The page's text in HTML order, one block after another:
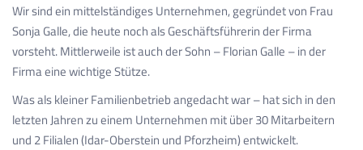
Wir sind ein mittelständiges Unternehmen, gegründet von Frau
Sonja Galle, die heute noch als Geschäftsführerin der Firma
vorsteht. Mittlerweile ist auch der Sohn – Florian Galle – in der
Firma eine wichtige Stütze.
Was als kleiner Familienbetrieb angedacht war – hat sich in den
letzten Jahren zu einem Unternehmen mit über 30 Mitarbeitern
und 2 Filialen (Idar-Oberstein und Pforzheim) entwickelt.